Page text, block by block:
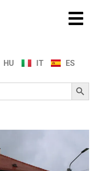
HU IT ES
Search Button